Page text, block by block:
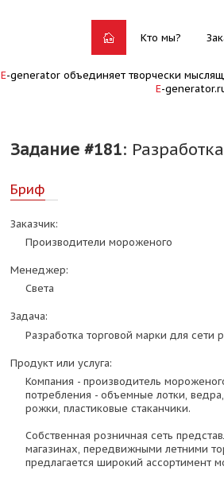
Кто мы?
E-generator объединяет творчески
E-
Задание #181:
Бриф
Заказчик:
Производители мороженого
Менеджер:
Света
Задача:
Разработка торговой марки для
Продукт или услуга:
Компания - производитель
потребления - объемные лотки,
рожки, пластиковые стаканчики.
Собственная розничная сеть
магазинах, передвижными летними
предлагается широкий ассортимент